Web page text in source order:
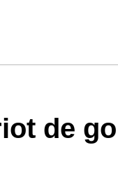
de